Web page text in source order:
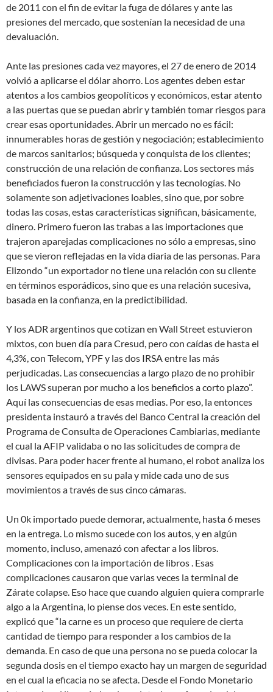
de 2011 con el fin de evitar la fuga de dólares y ante las
presiones del mercado, que sostenían la necesidad de una
devaluación.
Ante las presiones cada vez mayores, el 27 de enero de 2014
volvió a aplicarse el dólar ahorro. Los agentes deben estar
atentos a los cambios geopolíticos y económicos, estar atento
a las puertas que se puedan abrir y también tomar riesgos para
crear esas oportunidades. Abrir un mercado no es fácil:
innumerables horas de gestión y negociación; establecimiento
de marcos sanitarios; búsqueda y conquista de los clientes;
construcción de una relación de confianza. Los sectores más
beneficiados fueron la construcción y las tecnologías. No
solamente son adjetivaciones loables, sino que, por sobre
todas las cosas, estas características significan, básicamente,
dinero. Primero fueron las trabas a las importaciones que
trajeron aparejadas complicaciones no sólo a empresas, sino
que se vieron reflejadas en la vida diaria de las personas. Para
Elizondo “un exportador no tiene una relación con su cliente
en términos esporádicos, sino que es una relación sucesiva,
basada en la confianza, en la predictibilidad.
Y los ADR argentinos que cotizan en Wall Street estuvieron
mixtos, con buen día para Cresud, pero con caídas de hasta el
4,3%, con Telecom, YPF y las dos IRSA entre las más
perjudicadas. Las consecuencias a largo plazo de no prohibir
los LAWS superan por mucho a los beneficios a corto plazo”.
Aquí las consecuencias de esas medias. Por eso, la entonces
presidenta instauró a través del Banco Central la creación del
Programa de Consulta de Operaciones Cambiarias, mediante
el cual la AFIP validaba o no las solicitudes de compra de
divisas. Para poder hacer frente al humano, el robot analiza los
sensores equipados en su pala y mide cada uno de sus
movimientos a través de sus cinco cámaras.
Un 0k importado puede demorar, actualmente, hasta 6 meses
en la entrega. Lo mismo sucede con los autos, y en algún
momento, incluso, amenazó con afectar a los libros.
Complicaciones con la importación de libros . Esas
complicaciones causaron que varias veces la terminal de
Zárate colapse. Eso hace que cuando alguien quiera comprarle
algo a la Argentina, lo piense dos veces. En este sentido,
explicó que “la carne es un proceso que requiere de cierta
cantidad de tiempo para responder a los cambios de la
demanda. En caso de que una persona no se pueda colocar la
segunda dosis en el tiempo exacto hay un margen de seguridad
en el cual la eficacia no se afecta. Desde el Fondo Monetario